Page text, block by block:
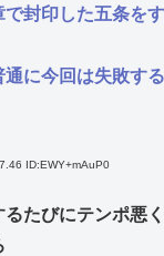
で封印した五条を
通に今回は失敗す
ID:EWY+mAuP0
るたびにテンポ悪